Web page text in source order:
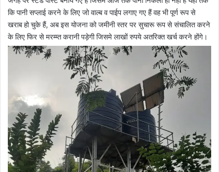
कि पानी सप्लाई करने के लिए जो वाल्ब व पाईप लगाए गए हैं वह भी पूर्ण रूप से
खराब हो चुके हैं, अब इस योजना को जमीनी स्तर पर सुचारू रूप से संचालित करने
के लिए फिर से मरम्म्त करानी पड़ेगी जिसमे लाखों रुपये अतरिक्त खर्च करने होंगे।